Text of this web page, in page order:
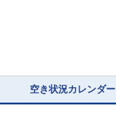
空き状況カレンダー